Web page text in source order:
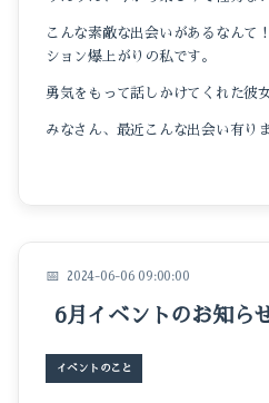
こんな素敵な出会いがあるなんて
ション爆上がりの私です。
勇気をもって話しかけてくれた彼
みなさん、最近こんな出会い有り
2024-06-06 09:00:00
6月イベントのお知ら
イベントのこと